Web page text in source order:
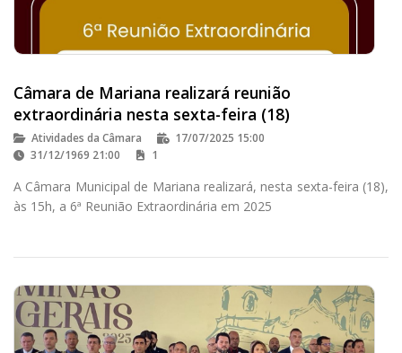
Câmara de Mariana realizará reunião
extraordinária nesta sexta-feira (18)
Atividades da Câmara
17/07/2025 15:00
31/12/1969 21:00
1
A Câmara Municipal de Mariana realizará, nesta sexta-feira (18),
às 15h, a 6ª Reunião Extraordinária em 2025